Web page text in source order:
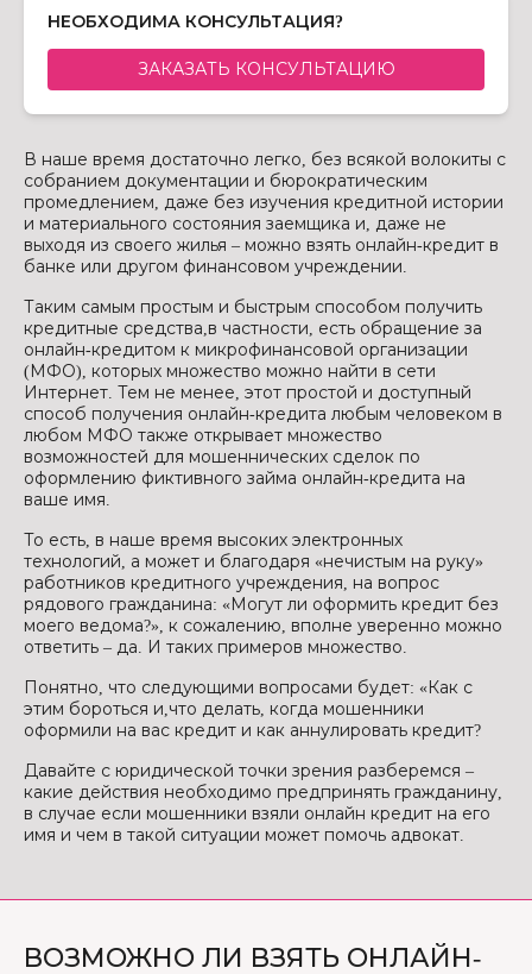
НЕОБХОДИМА КОНСУЛЬТАЦИЯ?
ЗАКАЗАТЬ КОНСУЛЬТАЦИЮ
В наше время достаточно легко, без всякой волокиты с
собранием документации и бюрократическим
промедлением, даже без изучения кредитной истории
и материального состояния заемщика и, даже не
выходя из своего жилья – можно взять онлайн-кредит в
банке или другом финансовом учреждении.
Таким самым простым и быстрым способом получить
кредитные средства,в частности, есть обращение за
онлайн-кредитом к микрофинансовой организации
(МФО), которых множество можно найти в сети
Интернет. Тем не менее, этот простой и доступный
способ получения онлайн-кредита любым человеком в
любом МФО также открывает множество
возможностей для мошеннических сделок по
оформлению фиктивного займа онлайн-кредита на
ваше имя.
То есть, в наше время высоких электронных
технологий, а может и благодаря «нечистым на руку»
работников кредитного учреждения, на вопрос
рядового гражданина: «Могут ли оформить кредит без
моего ведома?», к сожалению, вполне уверенно можно
ответить – да. И таких примеров множество.
Понятно, что следующими вопросами будет: «Как с
этим бороться и,что делать, когда мошенники
оформили на вас кредит и как аннулировать кредит?
Давайте с юридической точки зрения разберемся –
какие действия необходимо предпринять гражданину,
в случае если мошенники взяли онлайн кредит на его
имя и чем в такой ситуации может помочь адвокат.
ВОЗМОЖНО ЛИ ВЗЯТЬ ОНЛАЙН-